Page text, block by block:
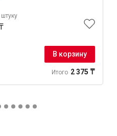
В корзину
Итого 2 375 ₸